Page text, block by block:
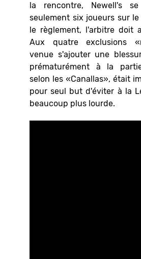
la rencontre, Newell's
seulement six joueurs sur le
le règlement, l'arbitre doit
Aux quatre exclusions
venue s'ajouter une
prématurément à la
selon les «Canallas», était
pour seul but d'éviter à la
beaucoup plus lourde.